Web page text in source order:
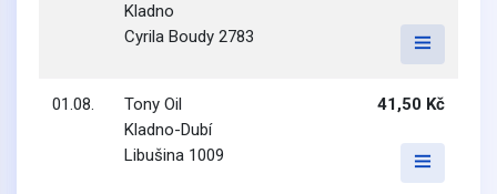
Kladno
Cyrila Boudy 2783
01.08.
Tony Oil
Kladno-Dubí
Libušina 1009
41,50 Kč